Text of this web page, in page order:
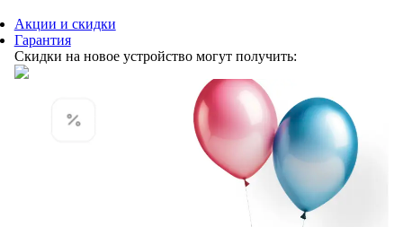
Акции и скидки
Гарантия
Скидки на новое устройство могут получить: